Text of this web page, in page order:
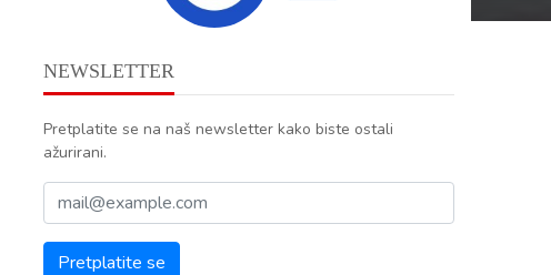
NEWSLETTER
Pretplatite se na naš newsletter kako biste ostali
ažurirani.